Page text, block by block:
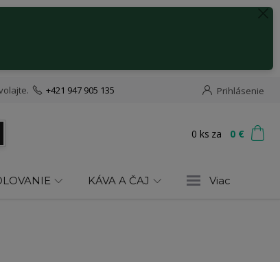
Prihlásenie
+421 947 905 135
0 ks za 0 €
KÁVA A ČAJ Viac